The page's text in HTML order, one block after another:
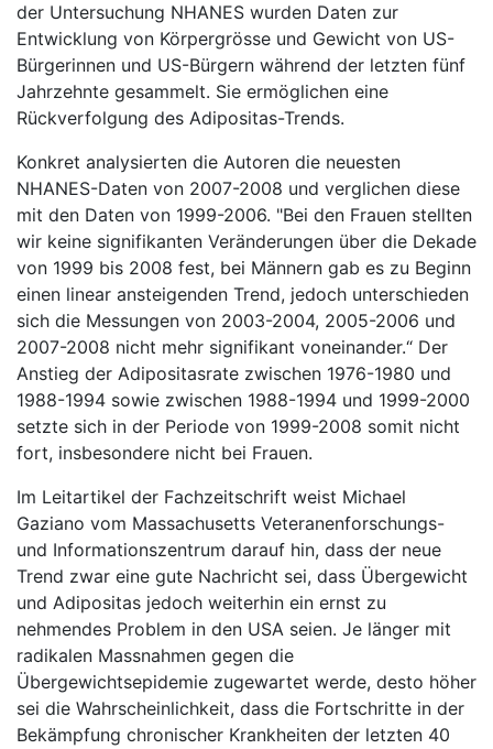
der Untersuchung NHANES wurden Daten zur
Entwicklung von Körpergrösse und Gewicht von US-
Bürgerinnen und US-Bürgern während der letzten fünf
Jahrzehnte gesammelt. Sie ermöglichen eine
Rückverfolgung des Adipositas-Trends.
Konkret analysierten die Autoren die neuesten
NHANES-Daten von 2007-2008 und verglichen diese
mit den Daten von 1999-2006. "Bei den Frauen stellten
wir keine signifikanten Veränderungen über die Dekade
von 1999 bis 2008 fest, bei Männern gab es zu Beginn
einen linear ansteigenden Trend, jedoch unterschieden
sich die Messungen von 2003-2004, 2005-2006 und
2007-2008 nicht mehr signifikant voneinander.“ Der
Anstieg der Adipositasrate zwischen 1976-1980 und
1988-1994 sowie zwischen 1988-1994 und 1999-2000
setzte sich in der Periode von 1999-2008 somit nicht
fort, insbesondere nicht bei Frauen.
Im Leitartikel der Fachzeitschrift weist Michael
Gaziano vom Massachusetts Veteranenforschungs-
und Informationszentrum darauf hin, dass der neue
Trend zwar eine gute Nachricht sei, dass Übergewicht
und Adipositas jedoch weiterhin ein ernst zu
nehmendes Problem in den USA seien. Je länger mit
radikalen Massnahmen gegen die
Übergewichtsepidemie zugewartet werde, desto höher
sei die Wahrscheinlichkeit, dass die Fortschritte in der
Bekämpfung chronischer Krankheiten der letzten 40